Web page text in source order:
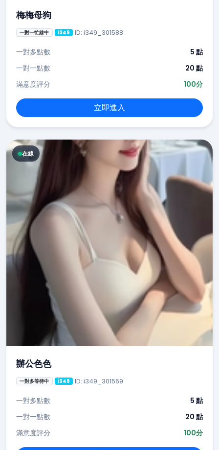
梅梅母狗
一對一忙線中 i349 ID: i349_301588
一對多點數
5 點
一對一點數
20 點
滿意度評分
100分
立即進入
在線
辦公色色
一對多等待中 i349 ID: i349_301569
一對多點數
5 點
一對一點數
20 點
滿意度評分
100分